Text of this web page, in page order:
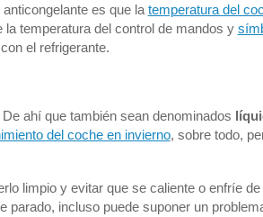
es que la temperatura del
temperatura del control de mandos y
el refrigerante.
ahí que también sean denominados
del coche en invierno, sobre todo,
limpio y evitar que se caliente o enfríe
parado, incluso puede suponer un